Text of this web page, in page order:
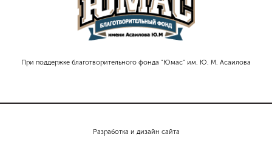
При поддержке благотворительного фонда "Юмас" им. Ю. М. Асаилова
Разработка и дизайн сайта